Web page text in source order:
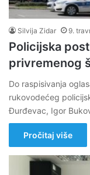
Silvija Zidar 9.
Policijska
privremenog
Do raspisivanja
rukovodećeg
Đurđevac, Igor
Pročitaj više